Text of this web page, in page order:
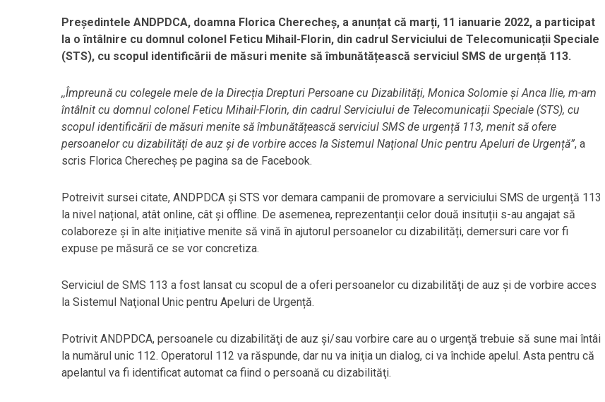
Președintele ANDPDCA, doamna Florica Cherecheș, a anunțat că marți, 11 ianuarie 2022, a participat
la o întâlnire cu domnul colonel Feticu Mihail-Florin, din cadrul Serviciului de Telecomunicații Speciale
(STS), cu scopul identificării de măsuri menite să îmbunătățească serviciul SMS de urgență 113.
,,Împreună cu colegele mele de la Direcția Drepturi Persoane cu Dizabilități, Monica Solomie și Anca Ilie, m-am
întâlnit cu domnul colonel Feticu Mihail-Florin, din cadrul Serviciului de Telecomunicații Speciale (STS), cu
scopul identificării de măsuri menite să îmbunătățească serviciul SMS de urgență 113, menit să ofere
persoanelor cu dizabilităţi de auz şi de vorbire acces la Sistemul Naţional Unic pentru Apeluri de Urgență”, a
scris Florica Cherecheș pe pagina sa de Facebook.
Potreivit sursei citate, ANDPDCA și STS vor demara campanii de promovare a serviciului SMS de urgență 113
la nivel național, atât online, cât și offline. De asemenea, reprezentanții celor două insituții s-au angajat să
colaboreze și în alte inițiative menite să vină în ajutorul persoanelor cu dizabilități, demersuri care vor fi
expuse pe măsură ce se vor concretiza.
Serviciul de SMS 113 a fost lansat cu scopul de a oferi persoanelor cu dizabilităţi de auz şi de vorbire acces
la Sistemul Naţional Unic pentru Apeluri de Urgență.
Potrivit ANDPDCA, persoanele cu dizabilităţi de auz şi/sau vorbire care au o urgenţă trebuie să sune mai întâi
la numărul unic 112. Operatorul 112 va răspunde, dar nu va iniţia un dialog, ci va închide apelul. Asta pentru că
apelantul va fi identificat automat ca fiind o persoană cu dizabilităţi.